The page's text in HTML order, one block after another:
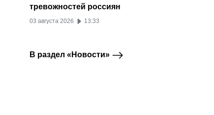
тревожностей россиян
03 августа 2026 13:33
В раздел «Новости»